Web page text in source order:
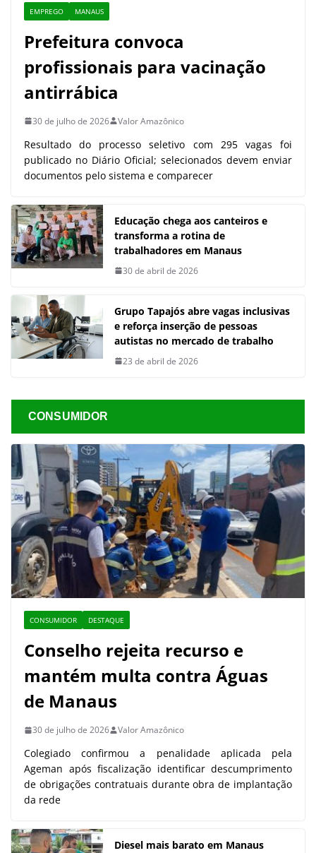
EMPREGO MANAUS
Prefeitura convoca
profissionais para vacinação
antirrábica
30 de julho de 2026 Valor Amazônico
Resultado do processo seletivo com 295 vagas foi
publicado no Diário Oficial; selecionados devem enviar
documentos pelo sistema e comparecer
Educação chega aos canteiros e
transforma a rotina de
trabalhadores em Manaus
30 de abril de 2026
Grupo Tapajós abre vagas inclusivas
e reforça inserção de pessoas
autistas no mercado de trabalho
23 de abril de 2026
CONSUMIDOR
CONSUMIDOR DESTAQUE
Conselho rejeita recurso e
mantém multa contra Águas
de Manaus
30 de julho de 2026 Valor Amazônico
Colegiado confirmou a penalidade aplicada pela
Ageman após fiscalização identificar descumprimento
de obrigações contratuais durante obra de implantação
da rede
Diesel mais barato em Manaus